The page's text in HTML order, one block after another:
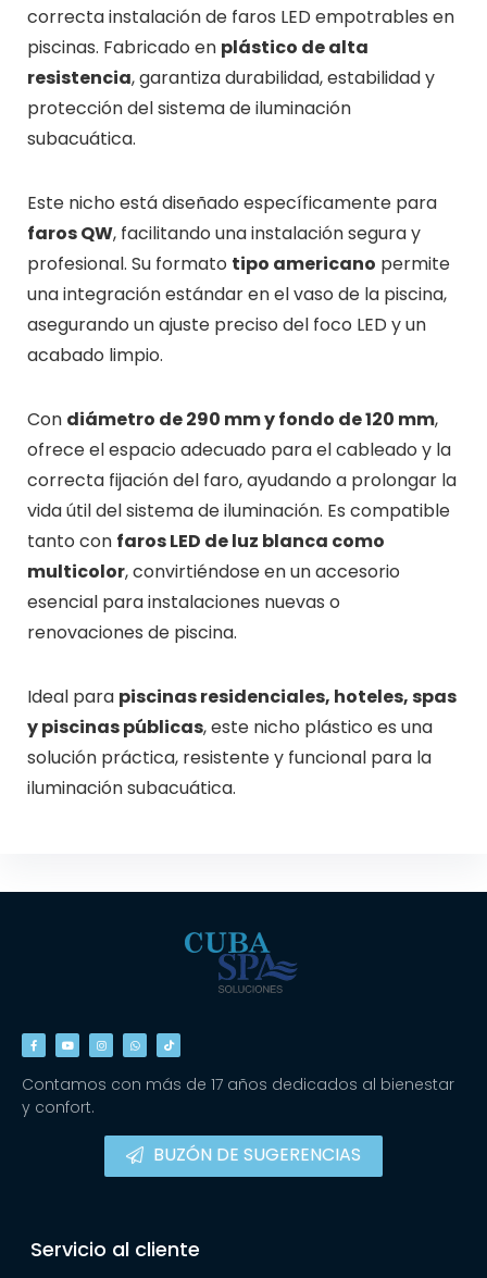
correcta instalación de faros LED empotrables en
piscinas. Fabricado en plástico de alta
resistencia, garantiza durabilidad, estabilidad y
protección del sistema de iluminación
subacuática.
Este nicho está diseñado específicamente para
faros QW, facilitando una instalación segura y
profesional. Su formato tipo americano permite
una integración estándar en el vaso de la piscina,
asegurando un ajuste preciso del foco LED y un
acabado limpio.
Con diámetro de 290 mm y fondo de 120 mm,
ofrece el espacio adecuado para el cableado y la
correcta fijación del faro, ayudando a prolongar la
vida útil del sistema de iluminación. Es compatible
tanto con faros LED de luz blanca como
multicolor, convirtiéndose en un accesorio
esencial para instalaciones nuevas o
renovaciones de piscina.
Ideal para piscinas residenciales, hoteles, spas
y piscinas públicas, este nicho plástico es una
solución práctica, resistente y funcional para la
iluminación subacuática.
Contamos con más de 17 años dedicados al bienestar
y confort.
BUZÓN DE SUGERENCIAS
Servicio al cliente